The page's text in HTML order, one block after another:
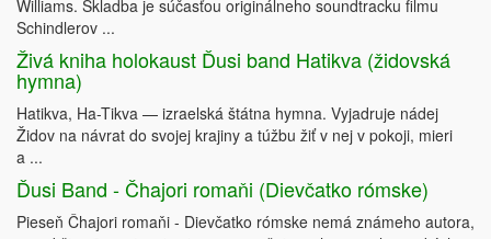
Williams. Skladba je súčasťou originálneho soundtracku filmu
Schindlerov ...
Živá kniha holokaust Ďusi band Hatikva (židovská
hymna)
Hatikva, Ha-Tikva — izraelská štátna hymna. Vyjadruje nádej
Židov na návrat do svojej krajiny a túžbu žiť v nej v pokoji, mieri
a ...
Ďusi Band - Čhajori romaňi (Dievčatko rómske)
Pieseň Čhajori romaňi - Dievčatko rómske nemá známeho autora,